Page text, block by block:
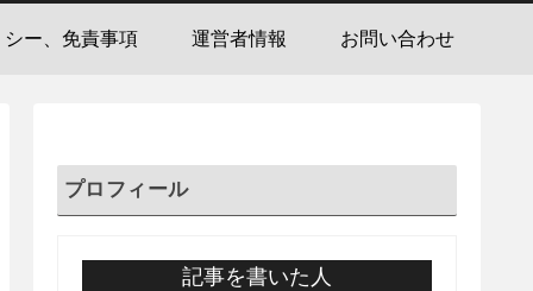
ー、免責事項 運営者情報 お問い合わせ
プロフィール
記事を書いた人